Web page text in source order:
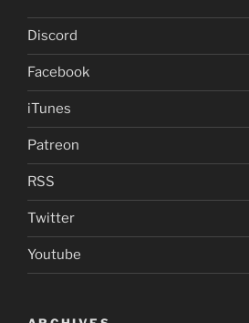
Discord
Facebook
iTunes
Patreon
RSS
Twitter
Youtube